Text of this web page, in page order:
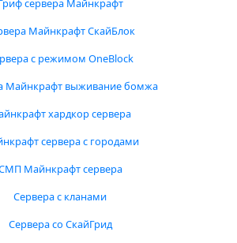
Гриф сервера Майнкрафт
Майнкрафт СкайБлок
с режимом OneBlock
Майнкрафт выживание бомжа
хардкор сервера
сервера с городами
Майнкрафт сервера
Сервера с кланами
Сервера со СкайГрид